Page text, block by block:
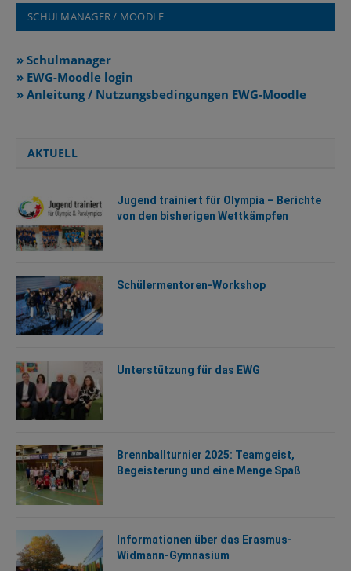
SCHULMANAGER / MOODLE
» Schulmanager
» EWG-Moodle login
» Anleitung / Nutzungsbedingungen EWG-Moodle
AKTUELL
Jugend trainiert für Olympia – Berichte
von den bisherigen Wettkämpfen
Schülermentoren-Workshop
Unterstützung für das EWG
Brennballturnier 2025: Teamgeist,
Begeisterung und eine Menge Spaß
Informationen über das Erasmus-
Widmann-Gymnasium